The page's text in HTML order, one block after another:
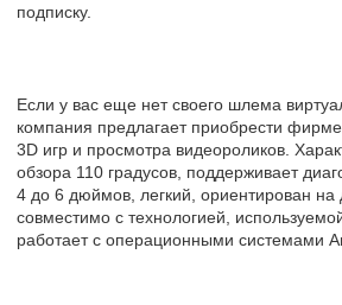
подписку.
Если у вас еще нет своего шлема
компания предлагает приобрести
3D игр и просмотра видеороликов.
обзора 110 градусов, поддерживает
4 до 6 дюймов, легкий, ориентирован на
совместимо с технологией,
работает с операционными системами